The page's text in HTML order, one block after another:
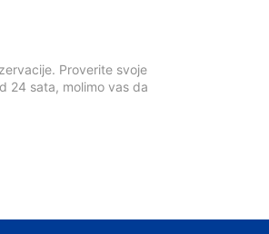
Proverite svoje
24 sata, molimo vas da